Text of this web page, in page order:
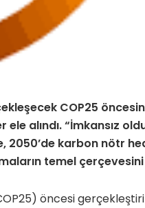
COP25
ele alındı. “İmkansız
2050’de karbon nötr
temel
öncesi